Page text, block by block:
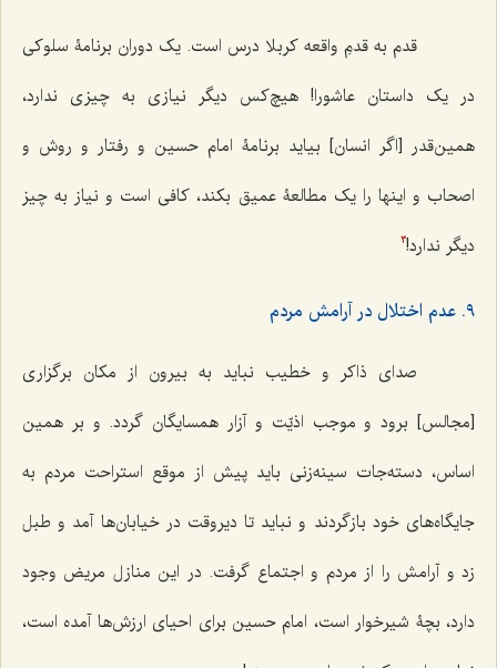
قدم به قدمِ واقعه کربلا درس است. یک دوران برنامۀ سلوکی
در یک داستان عاشورا! هیچ‌کس دیگر نیازی به چیزی ندارد،
همین‌قدر [اگر انسان] بیاید برنامۀ امام حسین و رفتار و روش و
اصحاب و اینها را یک مطالعۀ عمیق بکند، کافی است و نیاز به چیز
دیگر ندارد!3
٩. عدم اختلال در آرامش مردم
صدای ذاکر و خطیب نباید به بیرون از مکان برگزاری
[مجالس] برود و موجب اذیّت و آزار همسایگان گردد. و بر همین
اساس، دسته‌جات سینه‌زنی باید پیش از موقع استراحت مردم به
جایگاه‌های خود بازگردند و نباید تا دیروقت در خیابان‌ها آمد و طبل
زد و آرامش را از مردم و اجتماع گرفت. در این منازل مریض وجود
دارد، بچۀ شیرخوار است، امام حسین برای احیای ارزش‌ها آمده است،